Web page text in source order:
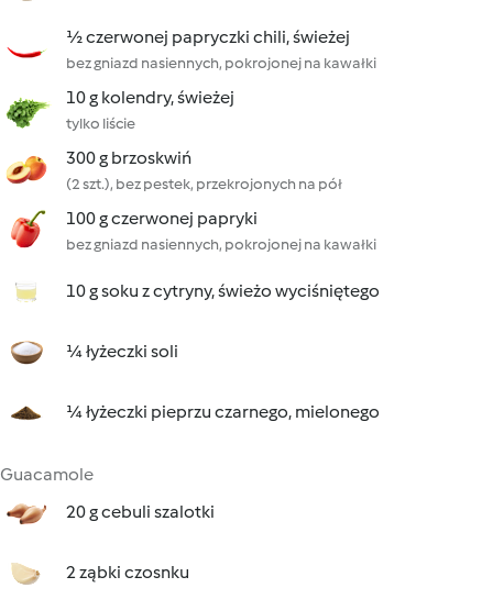
½ czerwonej papryczki chili, świeżej
bez gniazd nasiennych, pokrojonej na kawałki
10 g kolendry, świeżej
tylko liście
300 g brzoskwiń
(2 szt.), bez pestek, przekrojonych na pół
100 g czerwonej papryki
bez gniazd nasiennych, pokrojonej na kawałki
10 g soku z cytryny, świeżo wyciśniętego
¼ łyżeczki soli
¼ łyżeczki pieprzu czarnego, mielonego
Guacamole
20 g cebuli szalotki
2 ząbki czosnku